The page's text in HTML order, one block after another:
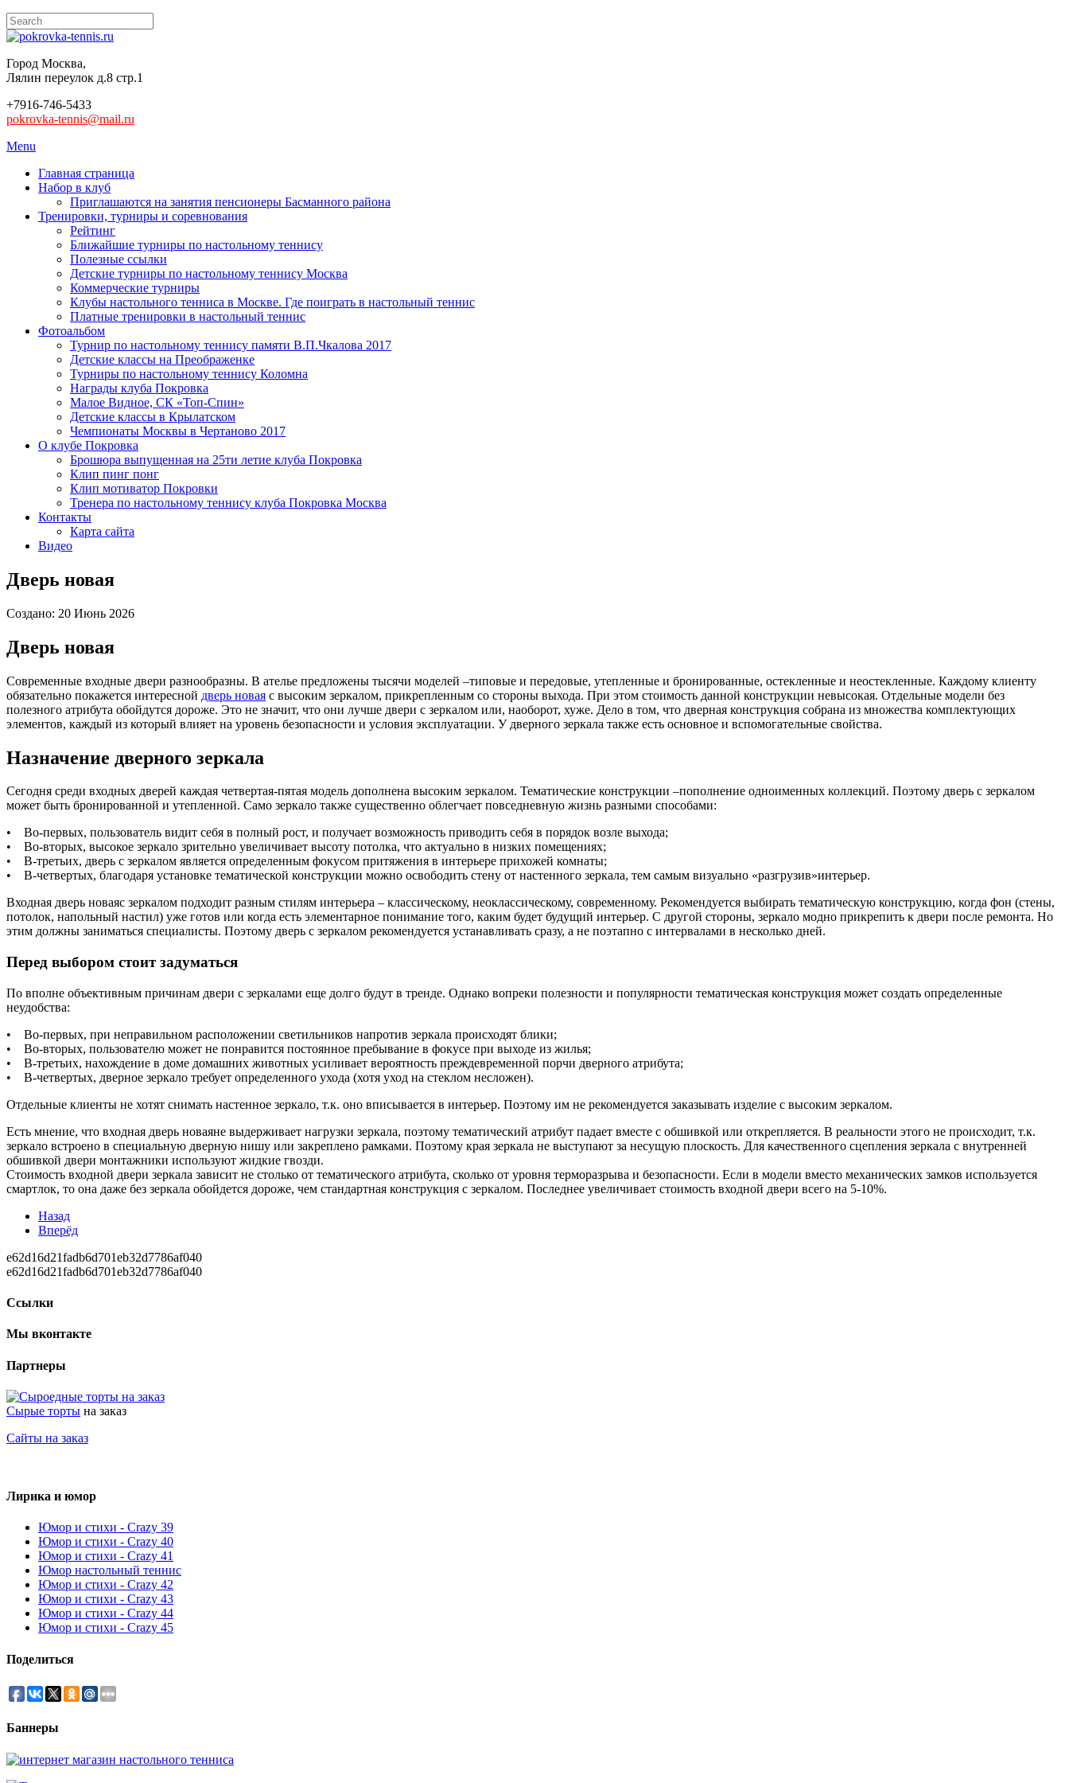
Город Москва,
Лялин переулок д.8 стр.1
+7916-746-5433
pokrovka-tennis@mail.ru
Menu
Главная страница
Набор в клуб
Приглашаются на занятия пенсионеры Басманного района
Тренировки, турниры и соревнования
Рейтинг
Ближайшие турниры по настольному теннису
Полезные ссылки
Детские турниры по настольному теннису Москва
Коммерческие турниры
Клубы настольного тенниса в Москве. Где поиграть в настольный теннис
Платные тренировки в настольный теннис
Фотоальбом
Турнир по настольному теннису памяти В.П.Чкалова 2017
Детские классы на Преображенке
Турниры по настольному теннису Коломна
Награды клуба Покровка
Малое Видное, СК «Топ-Спин»
Детские классы в Крылатском
Чемпионаты Москвы в Чертаново 2017
О клубе Покровка
Брошюра выпущенная на 25ти летие клуба Покровка
Клип пинг понг
Клип мотиватор Покровки
Тренера по настольному теннису клуба Покровка Москва
Контакты
Карта сайта
Видео
Дверь новая
Создано: 20 Июнь 2026
Дверь новая
Современные входные двери разнообразны. В ателье предложены тысячи моделей –типовые и передовые, утепленные и бронированные, остекленные и неостекленные. Каждому клиенту
обязательно покажется интересной дверь новая с высоким зеркалом, прикрепленным со стороны выхода. При этом стоимость данной конструкции невысокая. Отдельные модели без
полезного атрибута обойдутся дороже. Это не значит, что они лучше двери с зеркалом или, наоборот, хуже. Дело в том, что дверная конструкция собрана из множества комплектующих
элементов, каждый из который влияет на уровень безопасности и условия эксплуатации. У дверного зеркала также есть основное и вспомогательные свойства.
Назначение дверного зеркала
Сегодня среди входных дверей каждая четвертая-пятая модель дополнена высоким зеркалом. Тематические конструкции –пополнение одноименных коллекций. Поэтому дверь с зеркалом
может быть бронированной и утепленной. Само зеркало также существенно облегчает повседневную жизнь разными способами:
• Во-первых, пользователь видит себя в полный рост, и получает возможность приводить себя в порядок возле выхода;
• Во-вторых, высокое зеркало зрительно увеличивает высоту потолка, что актуально в низких помещениях;
• В-третьих, дверь с зеркалом является определенным фокусом притяжения в интерьере прихожей комнаты;
• В-четвертых, благодаря установке тематической конструкции можно освободить стену от настенного зеркала, тем самым визуально «разгрузив»интерьер.
Входная дверь новаяс зеркалом подходит разным стилям интерьера – классическому, неоклассическому, современному. Рекомендуется выбирать тематическую конструкцию, когда фон (стены,
потолок, напольный настил) уже готов или когда есть элементарное понимание того, каким будет будущий интерьер. С другой стороны, зеркало модно прикрепить к двери после ремонта. Но
этим должны заниматься специалисты. Поэтому дверь с зеркалом рекомендуется устанавливать сразу, а не поэтапно с интервалами в несколько дней.
Перед выбором стоит задуматься
По вполне объективным причинам двери с зеркалами еще долго будут в тренде. Однако вопреки полезности и популярности тематическая конструкция может создать определенные
неудобства:
• Во-первых, при неправильном расположении светильников напротив зеркала происходят блики;
• Во-вторых, пользователю может не понравится постоянное пребывание в фокусе при выходе из жилья;
• В-третьих, нахождение в доме домашних животных усиливает вероятность преждевременной порчи дверного атрибута;
• В-четвертых, дверное зеркало требует определенного ухода (хотя уход на стеклом несложен).
Отдельные клиенты не хотят снимать настенное зеркало, т.к. оно вписывается в интерьер. Поэтому им не рекомендуется заказывать изделие с высоким зеркалом.
Есть мнение, что входная дверь новаяне выдерживает нагрузки зеркала, поэтому тематический атрибут падает вместе с обшивкой или открепляется. В реальности этого не происходит, т.к.
зеркало встроено в специальную дверную нишу или закреплено рамками. Поэтому края зеркала не выступают за несущую плоскость. Для качественного сцепления зеркала с внутренней
обшивкой двери монтажники используют жидкие гвозди.
Стоимость входной двери зеркала зависит не столько от тематического атрибута, сколько от уровня терморазрыва и безопасности. Если в модели вместо механических замков используется
смартлок, то она даже без зеркала обойдется дороже, чем стандартная конструкция с зеркалом. Последнее увеличивает стоимость входной двери всего на 5-10%.
Назад
Вперёд
e62d16d21fadb6d701eb32d7786af040
e62d16d21fadb6d701eb32d7786af040
Ссылки
Мы вконтакте
Партнеры
Сырые торты на заказ
Сайты на заказ
Лирика и юмор
Юмор и стихи - Crazy 39
Юмор и стихи - Crazy 40
Юмор и стихи - Crazy 41
Юмор настольный теннис
Юмор и стихи - Crazy 42
Юмор и стихи - Crazy 43
Юмор и стихи - Crazy 44
Юмор и стихи - Crazy 45
Поделиться
Баннеры